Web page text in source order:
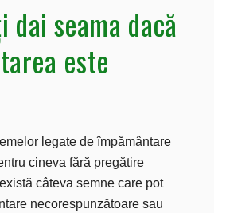
dai seama dacă
este
legate de împământare
cineva fără pregătire
câteva semne care pot
necorespunzătoare sau